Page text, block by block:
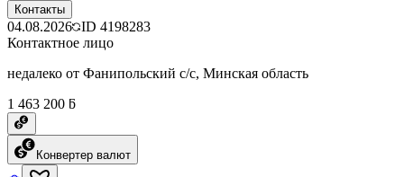
Контакты
04.08.2026 ID 4198283
Контактное лицо
недалеко от Фанипольский с/с, Минская область
1 463 200 ƃ
Конвертер валют